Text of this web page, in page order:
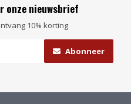
nieuwsbrief
10% korting
Abonneer